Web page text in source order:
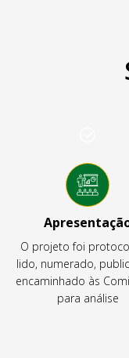
O projeto foi
lido, numerado,
encaminhado às
para análise